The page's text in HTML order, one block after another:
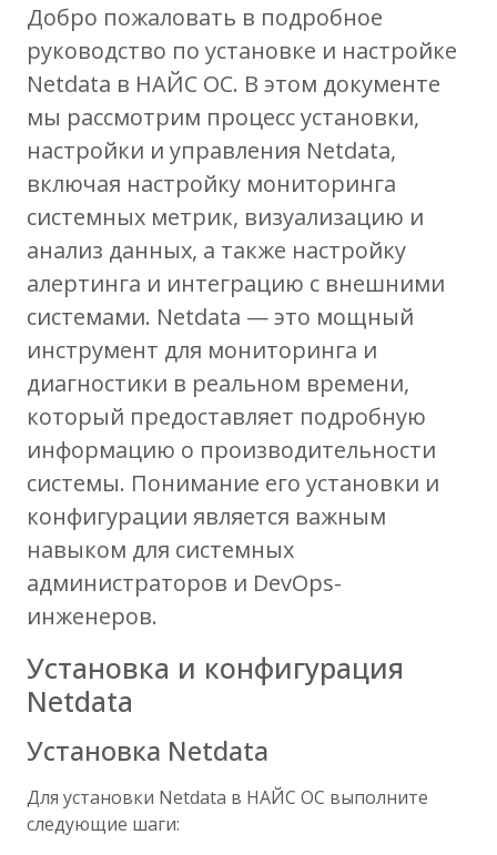
Добро пожаловать в подробное
руководство по установке и настройке
Netdata в НАЙС ОС. В этом документе
мы рассмотрим процесс установки,
настройки и управления Netdata,
включая настройку мониторинга
системных метрик, визуализацию и
анализ данных, а также настройку
алертинга и интеграцию с внешними
системами. Netdata — это мощный
инструмент для мониторинга и
диагностики в реальном времени,
который предоставляет подробную
информацию о производительности
системы. Понимание его установки и
конфигурации является важным
навыком для системных
администраторов и DevOps-
инженеров.
Установка и конфигурация
Netdata
Установка Netdata
Для установки Netdata в НАЙС ОС выполните
следующие шаги: